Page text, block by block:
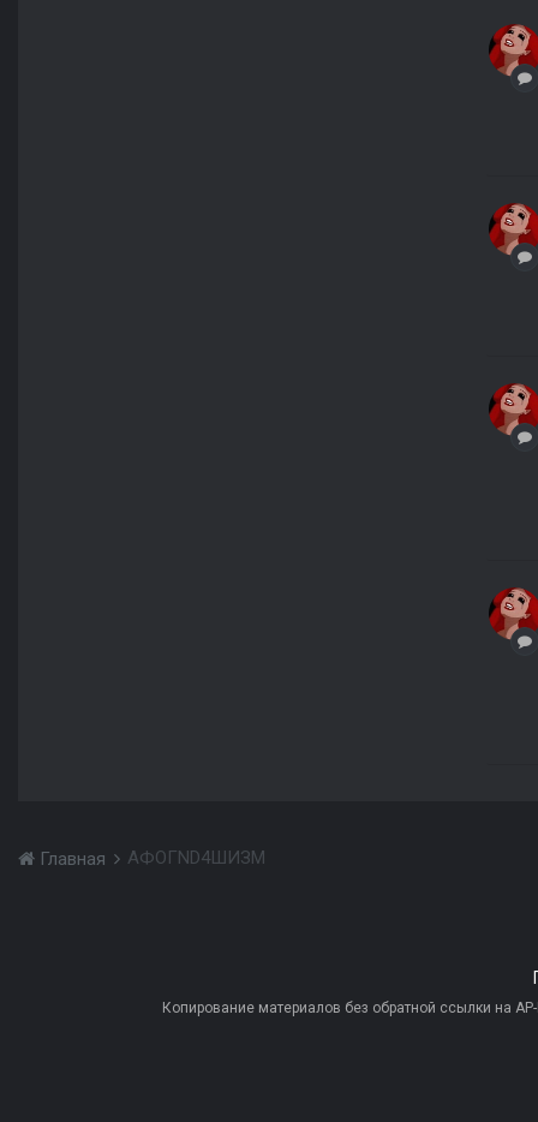
Главная АФОГND4ШИЗМ
Копирование материалов без обратной ссылки на